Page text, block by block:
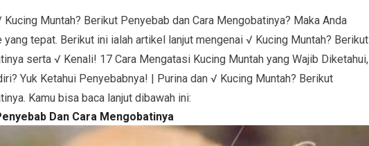
Muntah? Berikut Penyebab dan Cara Mengobatinya? Maka Anda
tepat. Berikut ini ialah artikel lanjut mengenai √ Kucing Muntah? Berikut
serta √ Kenali! 17 Cara Mengatasi Kucing Muntah yang Wajib Diketahui,
Yuk Ketahui Penyebabnya! | Purina dan √ Kucing Muntah? Berikut
Kamu bisa baca lanjut dibawah ini:
Dan Cara Mengobatinya